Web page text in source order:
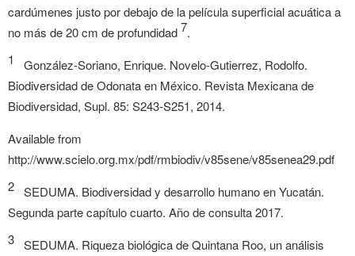
cardúmenes justo por debajo de la película superficial acuática a
no más de 20 cm de profundidad7.
1
González-Soriano, Enrique. Novelo-Gutierrez, Rodolfo.
Biodiversidad de Odonata en México. Revista Mexicana de
Biodiversidad, Supl. 85: S243-S251, 2014.
Available from
http://www.scielo.org.mx/pdf/rmbiodiv/v85sene/v85senea29.pdf
2 SEDUMA. Biodiversidad y desarrollo humano en Yucatán.
Segunda parte capítulo cuarto. Año de consulta 2017.
3 SEDUMA. Riqueza biológica de Quintana Roo, un análisis